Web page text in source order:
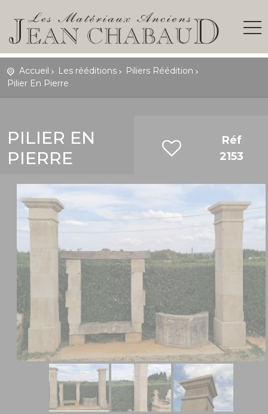
Accueil Les rééditions
Piliers Réédition
Pilier En Pierre
PILIER EN
PIERRE
Réf
2153